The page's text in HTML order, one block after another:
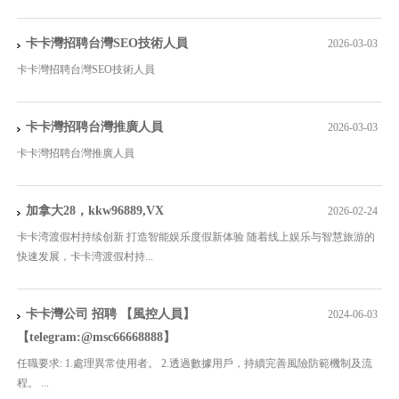
2026-03-03
卡卡灣招聘台灣SEO技術人員
卡卡灣招聘台灣SEO技術人員
2026-03-03
卡卡灣招聘台灣推廣人員
卡卡灣招聘台灣推廣人員
2026-02-24
加拿大28，kkw96889,VX
卡卡湾渡假村持续创新 打造智能娱乐度假新体验 随着线上娱乐与智慧旅游的
快速发展，卡卡湾渡假村持...
2024-06-03
卡卡灣公司 招聘 【風控人員】
【telegram:@msc66668888】
任職要求: 1.處理異常使用者。 2.透過數據用戶，持續完善風險防範機制及流
程。 ...